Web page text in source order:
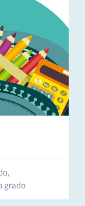
grado